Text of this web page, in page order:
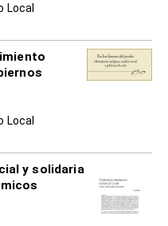
Local
Local
y solidaria